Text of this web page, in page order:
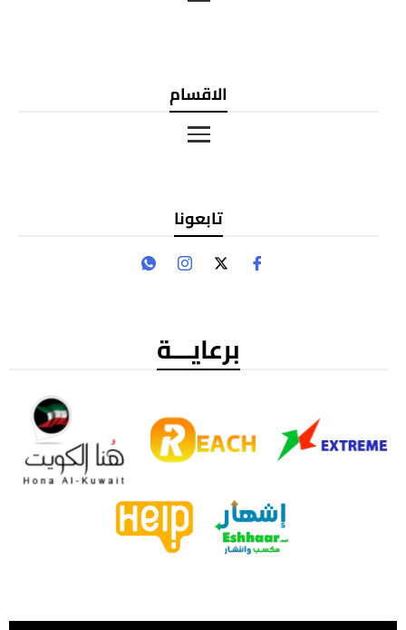
الاقسام
تابعونا
برعايـــة